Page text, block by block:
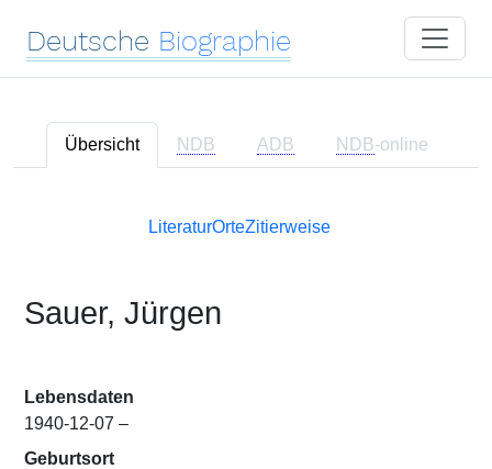
Deutsche Biographie
Übersicht NDB ADB NDB-online
LiteraturOrteZitierweise
Sauer, Jürgen
Lebensdaten
1940-12-07 –
Geburtsort